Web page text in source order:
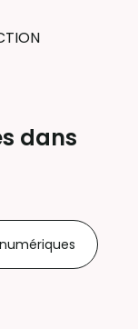
dans